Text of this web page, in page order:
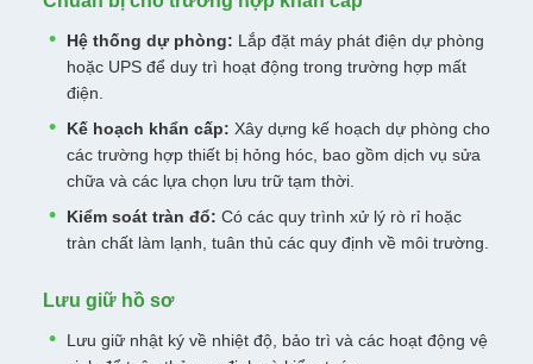
Hệ thống dự phòng: Lắp đặt máy phát điện dự phòng
hoặc UPS để duy trì hoạt động trong trường hợp mất
điện.
Kế hoạch khẩn cấp: Xây dựng kế hoạch dự phòng cho
các trường hợp thiết bị hỏng hóc, bao gồm dịch vụ sửa
chữa và các lựa chọn lưu trữ tạm thời.
Kiểm soát tràn đổ: Có các quy trình xử lý rò rỉ hoặc
tràn chất làm lạnh, tuân thủ các quy định về môi trường.
Lưu giữ hồ sơ
Lưu giữ nhật ký về nhiệt độ, bảo trì và các hoạt động vệ